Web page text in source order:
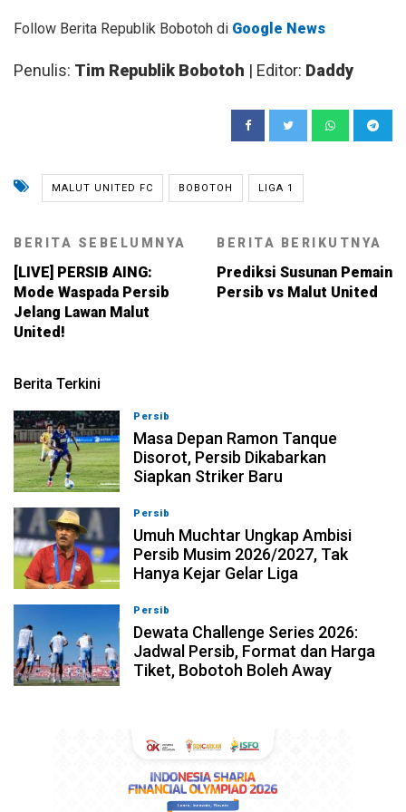
Follow Berita Republik Bobotoh di Google News
Penulis: Tim Republik Bobotoh | Editor: Daddy
MALUT UNITED FC BOBOTOH LIGA 1
BERITA SEBELUMNYA
[LIVE] PERSIB AING:
Mode Waspada Persib
Jelang Lawan Malut
United!
BERITA BERIKUTNYA
Prediksi Susunan Pemain
Persib vs Malut United
Berita Terkini
Persib
Masa Depan Ramon Tanque
Disorot, Persib Dikabarkan
Siapkan Striker Baru
Persib
Umuh Muchtar Ungkap Ambisi
Persib Musim 2026/2027, Tak
Hanya Kejar Gelar Liga
Persib
Dewata Challenge Series 2026:
Jadwal Persib, Format dan Harga
Tiket, Bobotoh Boleh Away